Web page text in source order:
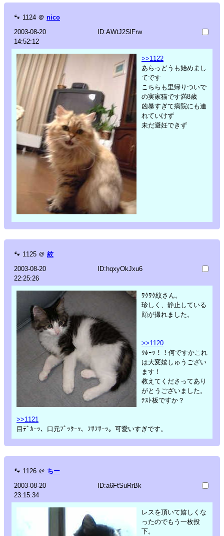
🐾 1124 ＠ nico
2003-08-20
14:52:12
ID:AWtJ2SlFrw
>>1122
あらっどうも始めまし
てです
こちらも里帰りついで
の実家猫です満8歳
凶暴すぎて病院にも連
れていけず
未だ避妊できず
🐾 1125 ＠ 紋
2003-08-20
22:25:26
ID:hqxyOkJxu6
ﾜｸﾜｸ紋さん。
珍しく、静止している
顔が撮れました。
>>1120
ｳﾎｰｯ！！何ですかこれ
は大変嬉しゅうござい
ます！
教えてくださってあり
がとうございました。
ﾃｽﾄ板ですか？
>>1121
目ﾃﾞｶｰｯ、口元ﾌﾟｯｸｰｯ、ﾌｻﾌｻｰｯ。可愛いすぎです。
🐾 1126 ＠ ちー
2003-08-20
23:15:34
ID:a6FtSuRrBk
レスを頂いて嬉しくな
ったのでもう一枚投
下。